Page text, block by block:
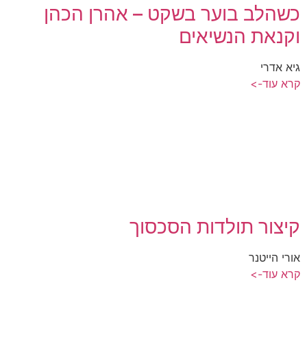
כשהלב בוער בשקט – אהרן הכהן
וקנאת הנשיאים
גיא אדרי
קרא עוד->
קיצור תולדות הסכסוך
אורי הייטנר
קרא עוד->